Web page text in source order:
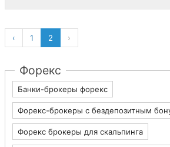
‹ 1 2 ›
Форекс
Банки-брокеры форекс
Форекс-брокеры с бездепозитным
Форекс брокеры для скальпинга